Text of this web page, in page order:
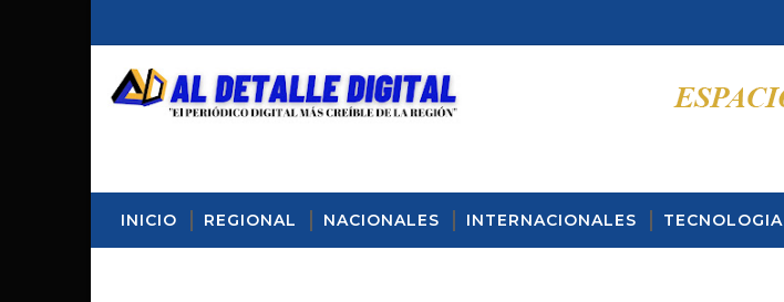
INICIO REGIONAL NACIONALES INTERNACIONALES TECNOLOGIA